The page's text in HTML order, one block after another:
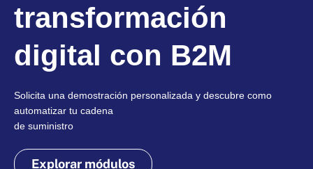
transformación
digital con B2M
Solicita una demostración personalizada y descubre como
automatizar tu cadena
de suministro
Explorar módulos